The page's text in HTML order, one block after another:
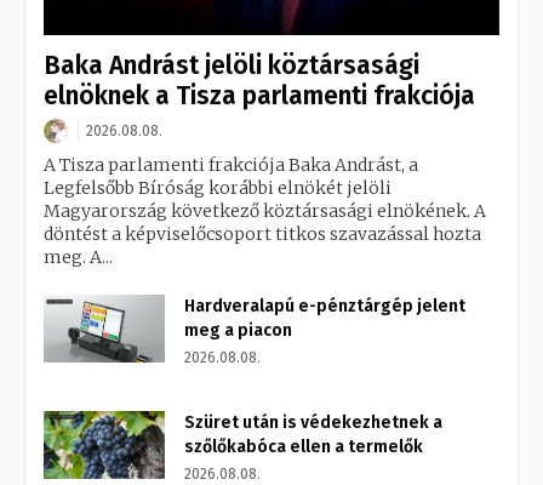
Baka Andrást jelöli köztársasági
elnöknek a Tisza parlamenti frakciója
2026.08.08.
A Tisza parlamenti frakciója Baka Andrást, a
Legfelsőbb Bíróság korábbi elnökét jelöli
Magyarország következő köztársasági elnökének. A
döntést a képviselőcsoport titkos szavazással hozta
meg. A...
Hardveralapú e-pénztárgép jelent
meg a piacon
2026.08.08.
Szüret után is védekezhetnek a
szőlőkabóca ellen a termelők
2026.08.08.